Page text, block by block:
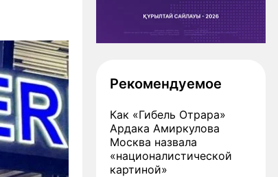
Рекомендуемое
Как «Гибель Отрара»
Ардака Амиркулова
Москва назвала
«националистической
картиной»